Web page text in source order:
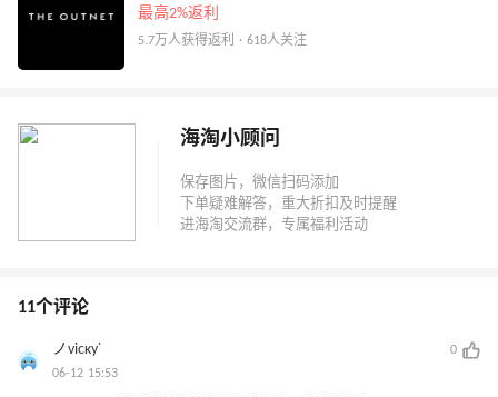
最高2%返利
5.7万人获得返利 · 618人关注
海淘小顾问
11个评论
ノvicκy˙
0
06-12 15:53